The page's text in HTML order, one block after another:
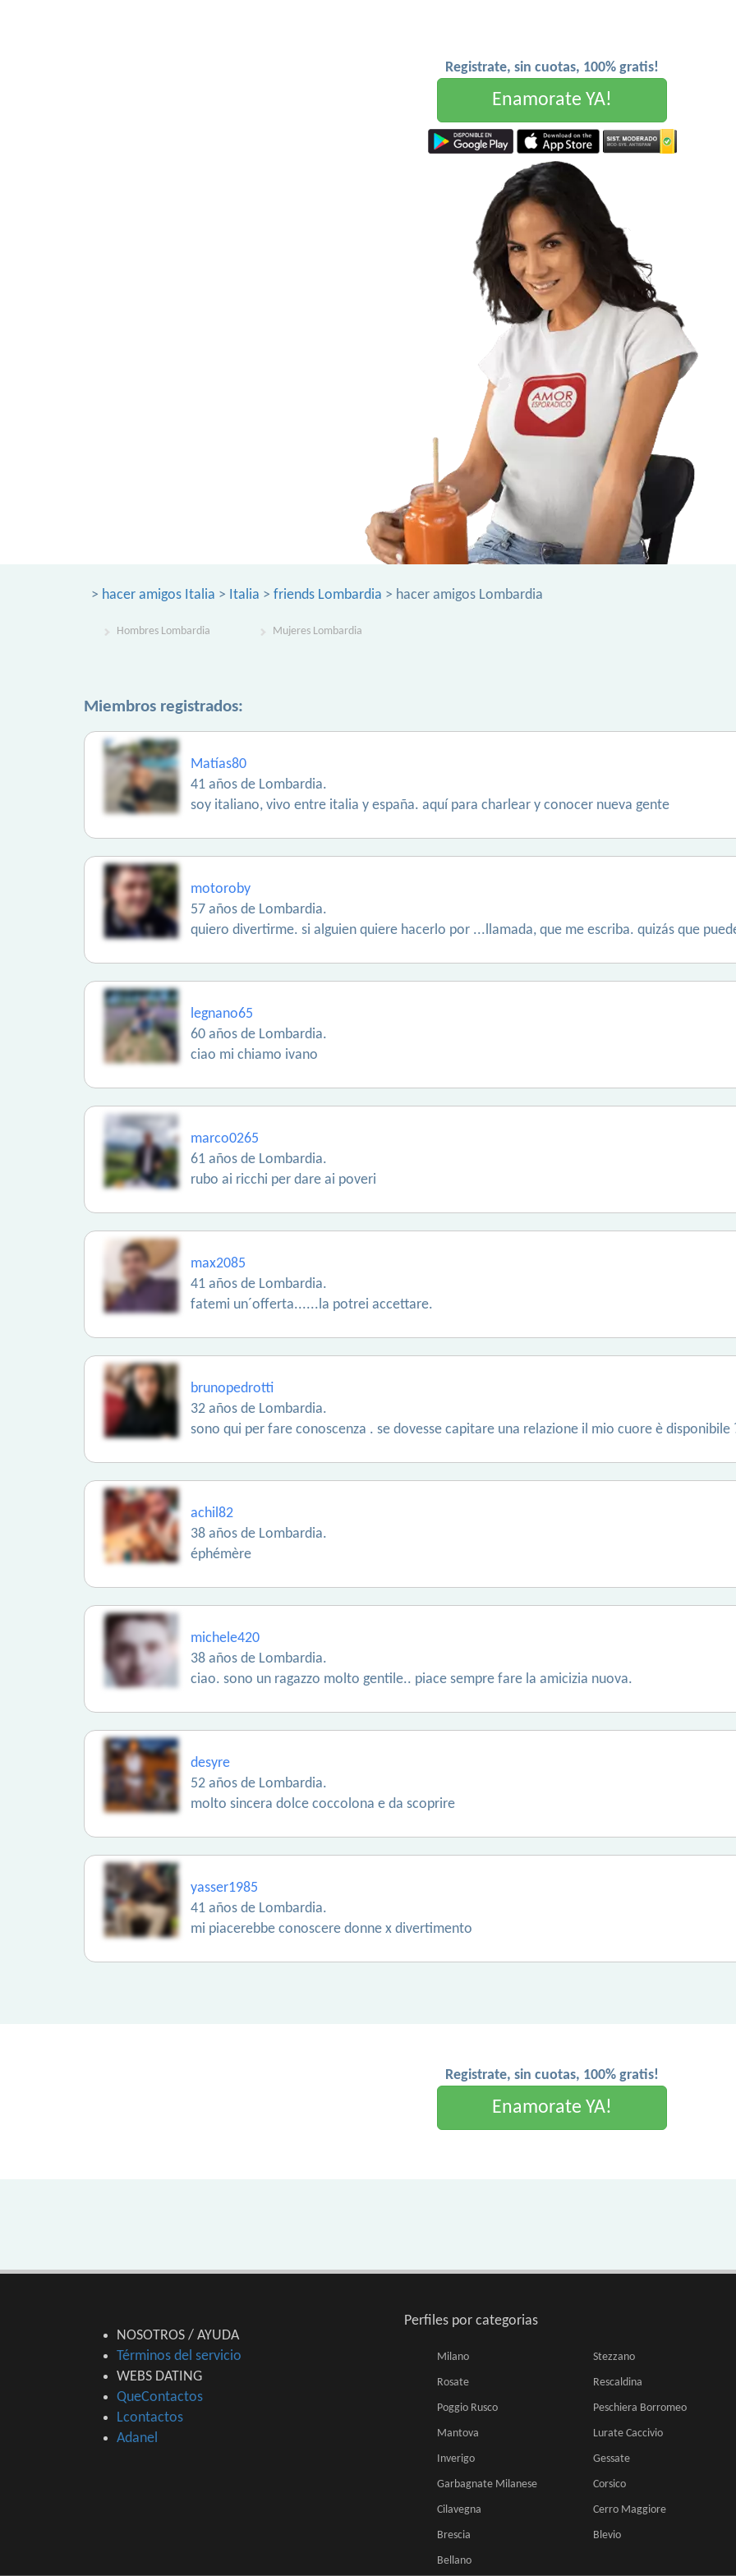
Registrate, sin cuotas, 100% gratis!
Enamorate YA!
> hacer amigos Italia > Italia > friends Lombardia > hacer amigos Lombardia
Hombres Lombardia Mujeres Lombardia
Miembros registrados:
Matías80
41 años de Lombardia.
soy italiano, vivo entre italia y españa. aquí para charlear y conocer nueva gente
motoroby
57 años de Lombardia.
quiero divertirme. si alguien quiere hacerlo por ...llamada, que me escriba. quizás que
legnano65
60 años de Lombardia.
ciao mi chiamo ivano
marco0265
61 años de Lombardia.
rubo ai ricchi per dare ai poveri
max2085
41 años de Lombardia.
fatemi un´offerta......la potrei accettare.
brunopedrotti
32 años de Lombardia.
sono qui per fare conoscenza . se dovesse capitare una relazione il mio cuore è disponibile
achil82
38 años de Lombardia.
éphémère
michele420
38 años de Lombardia.
ciao. sono un ragazzo molto gentile.. piace sempre fare la amicizia nuova.
desyre
52 años de Lombardia.
molto sincera dolce coccolona e da scoprire
yasser1985
41 años de Lombardia.
mi piacerebbe conoscere donne x divertimento
Registrate, sin cuotas, 100% gratis!
Enamorate YA!
NOSOTROS / AYUDA
Términos del servicio
WEBS DATING
QueContactos
Lcontactos
Adanel
Perfiles por categorias
Milano Stezzano
Rosate Rescaldina
Poggio Rusco Peschiera Borromeo
Mantova Lurate Caccivio
Inverigo Gessate
Garbagnate Milanese Corsico
Cilavegna Cerro Maggiore
Brescia Blevio
Bellano